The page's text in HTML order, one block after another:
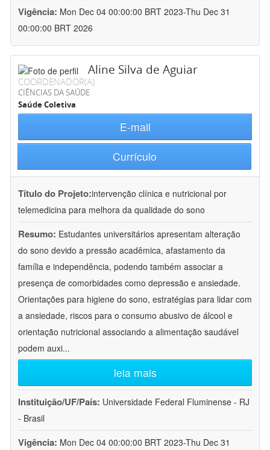
Vigência: Mon Dec 04 00:00:00 BRT 2023-Thu Dec 31
00:00:00 BRT 2026
Aline Silva de Aguiar
COORDENADOR(A)
CIÊNCIAS DA SAÚDE
Saúde Coletiva
E-mail
Currículo
Título do Projeto:intervenção clínica e nutricional por
telemedicina para melhora da qualidade do sono
Resumo: Estudantes universitários apresentam alteração
do sono devido a pressão acadêmica, afastamento da
família e independência, podendo também associar a
presença de comorbidades como depressão e ansiedade.
Orientações para higiene do sono, estratégias para lidar com
a ansiedade, riscos para o consumo abusivo de álcool e
orientação nutricional associando a alimentação saudável
podem auxi...
leia mais
Instituição/UF/País: Universidade Federal Fluminense - RJ
- Brasil
Vigência: Mon Dec 04 00:00:00 BRT 2023-Thu Dec 31